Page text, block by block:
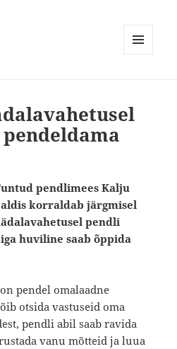
pendlimees Kalju
korraldab järgmisel
pendli
huviline saab õppida
pendel omalaadne
otsida vastuseid oma
pendli abil saab ravida
vanu mõtteid ja luua